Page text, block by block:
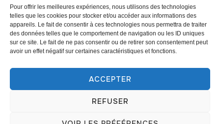
Pour offrir les meilleures expériences, nous utilisons des technologies
telles que les cookies pour stocker et/ou accéder aux informations des
appareils. Le fait de consentir à ces technologies nous permettra de traiter
des données telles que le comportement de navigation ou les ID uniques
sur ce site. Le fait de ne pas consentir ou de retirer son consentement peut
avoir un effet négatif sur certaines caractéristiques et fonctions.
ACCEPTER
REFUSER
Copyright © 2003-2026 ONG COEDADE. Tous droits